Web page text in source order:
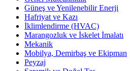
Güneş ve Yenilenebilir Enerji
Hafriyat ve Kazı
İklimlendirme (HVAC)
Marangozluk ve İskelet İmalatı
Mekanik
Mobilya, Demirbaş ve Ekipman
Peyzaj